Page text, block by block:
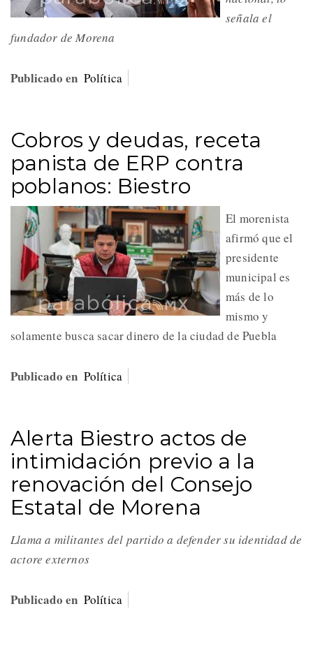
señala el
fundador de Morena
Publicado en Política
Cobros y deudas, receta
panista de ERP contra
poblanos: Biestro
El morenista
afirmó que el
presidente
municipal es
más de lo
mismo y
solamente busca sacar dinero de la ciudad de Puebla
Publicado en Política
Alerta Biestro actos de
intimidación previo a la
renovación del Consejo
Estatal de Morena
Llama a militantes del partido a defender su identidad de
actore externos
Publicado en Política